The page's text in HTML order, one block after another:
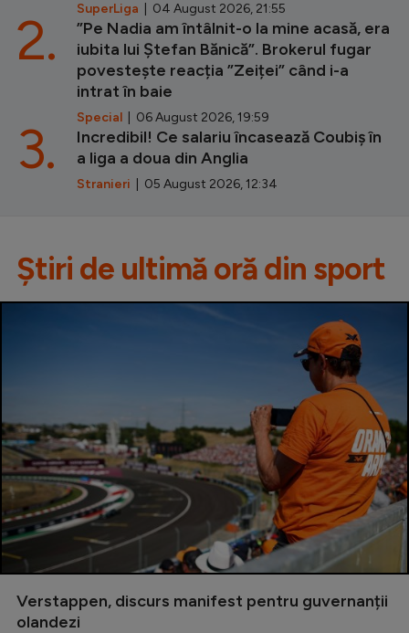
SuperLiga | 04 August 2026, 21:55
”Pe Nadia am întâlnit-o la mine acasă, era
iubita lui Ștefan Bănică”. Brokerul fugar
povestește reacția ”Zeiței” când i-a
intrat în baie
Special | 06 August 2026, 19:59
2.
Incredibil! Ce salariu încasează Coubiș în
a liga a doua din Anglia
Stranieri | 05 August 2026, 12:34
3.
Știri de ultimă oră din sport
Verstappen, discurs manifest pentru guvernanții
olandezi